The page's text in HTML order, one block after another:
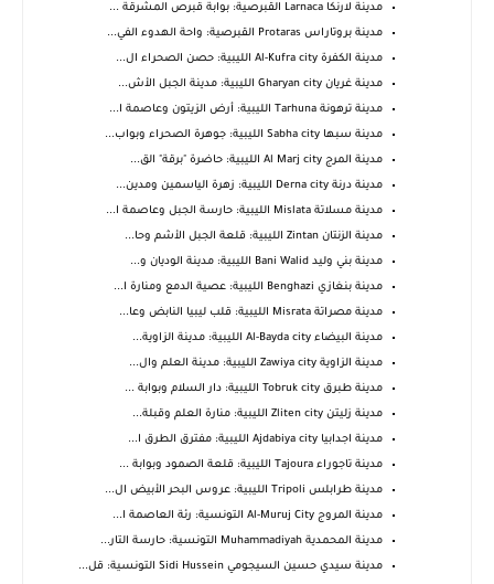
مدينة لارنكا Larnaca القبرصية: بوابة قبرص المشرقة ...
مدينة بروتاراس Protaras القبرصية: واحة الهدوء الفي...
مدينة الكفرة Al-Kufra city الليبية: حصن الصحراء ال...
مدينة غريان Gharyan city الليبية: مدينة الجبل الأش...
مدينة ترهونة Tarhuna الليبية: أرض الزيتون وعاصمة ا...
مدينة سبها Sabha city الليبية: جوهرة الصحراء وبواب...
مدينة المرج Al Marj city الليبية: حاضرة "برقة" الق...
مدينة درنة Derna city الليبية: زهرة الياسمين ومدين...
مدينة مسلاتة Mislata الليبية: حارسة الجبل وعاصمة ا...
مدينة الزنتان Zintan الليبية: قلعة الجبل الأشم وحا...
مدينة بني وليد Bani Walid الليبية: مدينة الوديان و...
مدينة بنغازي Benghazi الليبية: عصية الدمع ومنارة ا...
مدينة مصراتة Misrata الليبية: قلب ليبيا النابض وعا...
مدينة البيضاء Al-Bayda city الليبية: مدينة الزاوية...
مدينة الزاوية Zawiya city الليبية: مدينة العلم وال...
مدينة طبرق Tobruk city الليبية: دار السلام وبوابة ...
مدينة زليتن Zliten city الليبية: منارة العلم وقبلة...
مدينة اجدابيا Ajdabiya city الليبية: مفترق الطرق ا...
مدينة تاجوراء Tajoura الليبية: قلعة الصمود وبوابة ...
مدينة طرابلس Tripoli الليبية: عروس البحر الأبيض ال...
مدينة المروج Al-Muruj City التونسية: رئة العاصمة ا...
مدينة المحمدية Muhammadiyah التونسية: حارسة التار...
مدينة سيدي حسين السيجومي Sidi Hussein التونسية: قل...